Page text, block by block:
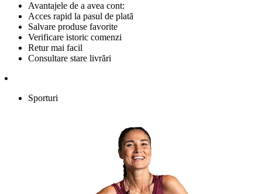
Avantajele de a avea cont:
Acces rapid la pasul de plată
Salvare produse favorite
Verificare istoric comenzi
Retur mai facil
Consultare stare livrări
Sporturi